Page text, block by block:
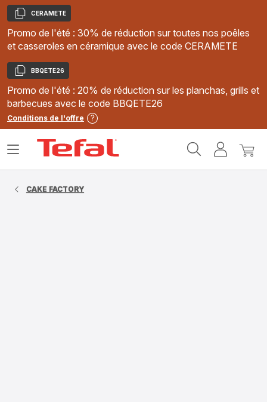
Copier
CERAMETE
Promo de l'été : 30% de réduction sur toutes nos poêles
et casseroles en céramique avec le code CERAMETE
Copier
BBQETE26
Promo de l'été : 20% de réduction sur les planchas, grills et
barbecues avec le code BBQETE26
Conditions de l'offre
MonMon
Ouvrir
CAKE FACTORY